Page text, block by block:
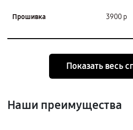
Прошивка 3900 р
Показать весь
Наши преимущества